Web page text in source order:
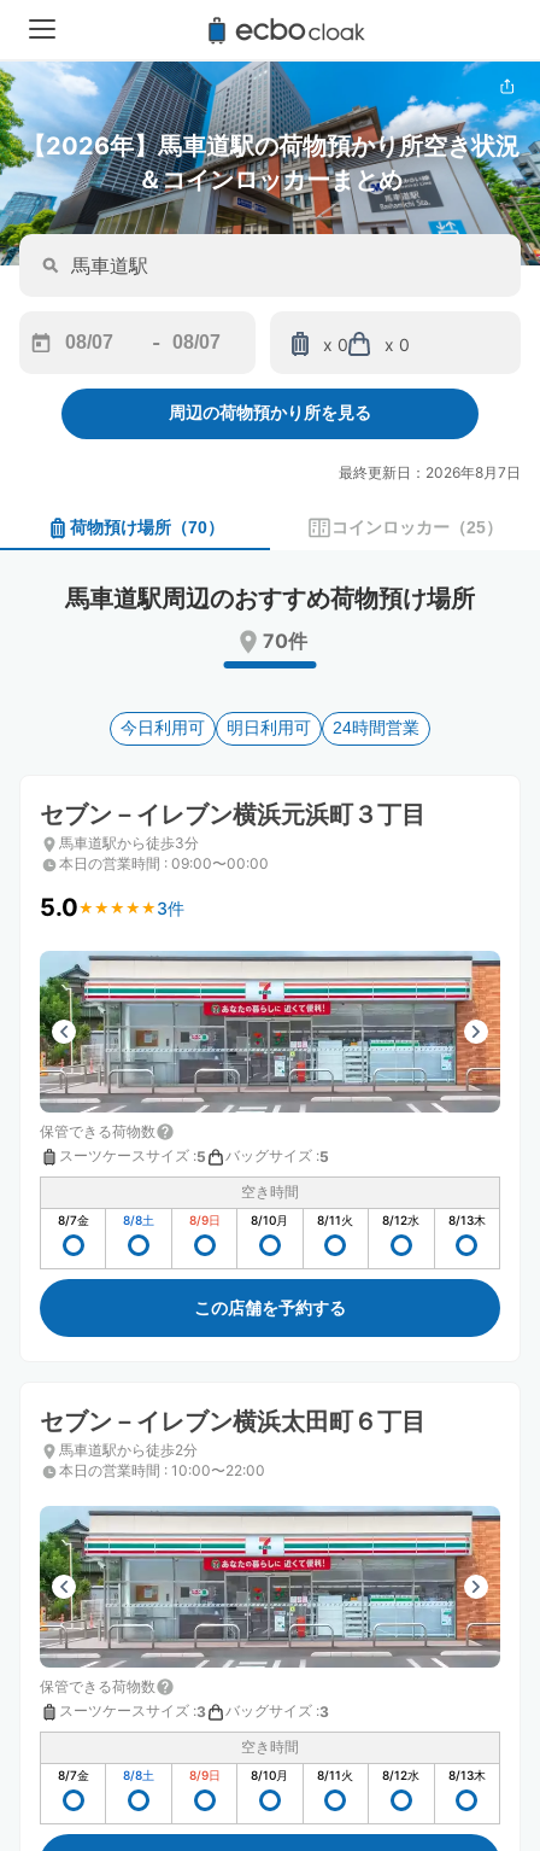
【2026年】馬車道駅の荷物預かり所空き状況
＆コインロッカーまとめ
forward
interact
calendar
and
a
date.
the
keyboard
shortcuts
for
changing
dates.
-
backward
to
interact
calendar
and
a
date.
mark
key
the
keyboard
shortcuts
for
changing
dates.
x 0 x 0
周辺の荷物預かり所を見る
最終更新日：2026年8月7日
荷物預け場所 （70） コインロッカー （25）
馬車道駅周辺のおすすめ荷物預け場所
70件
今日利用可 明日利用可 24時間営業
セブン－イレブン横浜元浜町３丁目
馬車道駅から徒歩3分
本日の営業時間 : 09:00〜00:00
5.0★ ★ ★ ★ ★
★ ★ ★ ★ ★ 3件
保管できる荷物数
スーツケースサイズ :5 バッグサイズ :5
空き時間
8/7金 8/8土 8/9日 8/10月 8/11火 8/12水 8/13木
この店舗を予約する
セブン－イレブン横浜太田町６丁目
馬車道駅から徒歩2分
本日の営業時間 : 10:00〜22:00
保管できる荷物数
スーツケースサイズ :3 バッグサイズ :3
空き時間
8/7金 8/8土 8/9日 8/10月 8/11火 8/12水 8/13木